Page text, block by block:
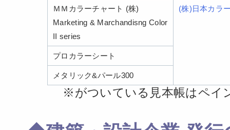
ＭＭカラーチャート (株)
Marketing & Marchandisng Color
II series
(株)日本カラ
プロカラーシート
メタリック&パール300
※がついている見本帳はペイ